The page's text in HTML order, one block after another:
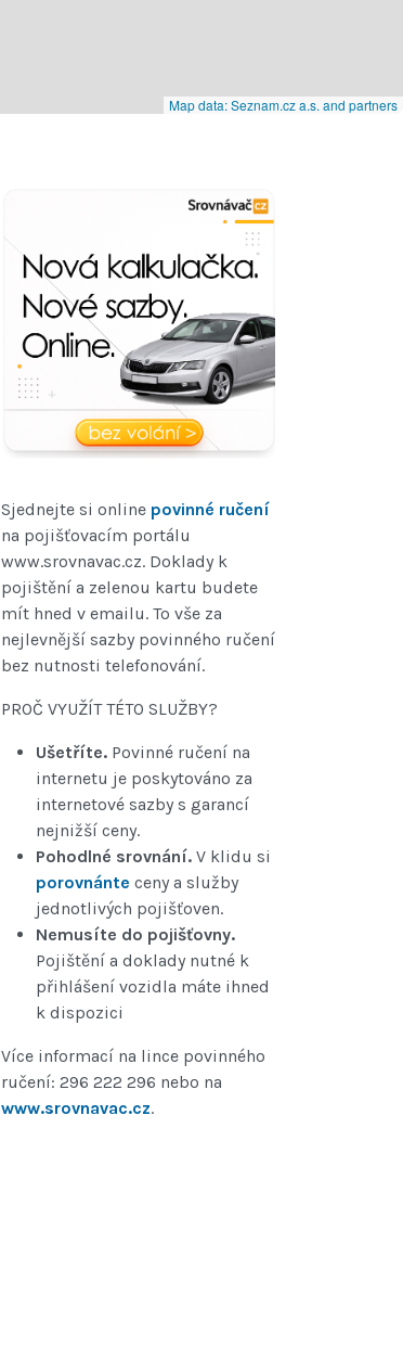
Map data: Seznam.cz a.s. and partners
Sjednejte si online povinné ručení
na pojišťovacím portálu
www.srovnavac.cz. Doklady k
pojištění a zelenou kartu budete
mít hned v emailu. To vše za
nejlevnější sazby povinného ručení
bez nutnosti telefonování.
PROČ VYUŽÍT TÉTO SLUŽBY?
Ušetříte. Povinné ručení na
internetu je poskytováno za
internetové sazby s garancí
nejnižší ceny.
Pohodlné srovnání. V klidu si
porovnánte ceny a služby
jednotlivých pojišťoven.
Nemusíte do pojišťovny.
Pojištění a doklady nutné k
přihlášení vozidla máte ihned
k dispozici
Více informací na lince povinného
ručení: 296 222 296 nebo na
www.srovnavac.cz.